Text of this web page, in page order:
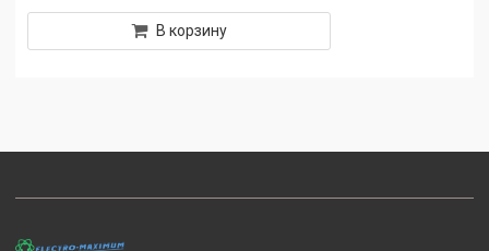
В корзину